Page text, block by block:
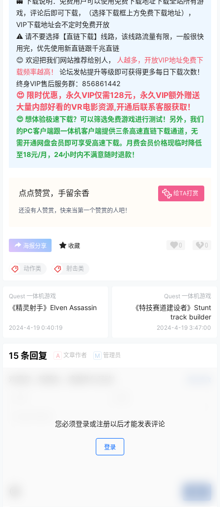
戏，评论后即可下载，（选择下载框上方免费下载地址），
VIP下载地址会不定时免费开放
⚠ 请不要选择【直链下载】线路，该线路流量有限，一般很快
用完，优先使用新直链跟千兆直链
😊 欢迎把我们网站推荐给别人，
人越多，开放VIP地址免费下
载频率越高！ 论坛发帖提升等级即可获得更多每日下载次数！
终身VIP售后服务群：856861442
😍 限时优惠，永久VIP仅需128元，永久VIP额外赠送
大量内部好看的VR电影资源,开通后联系客服获取！
😍 想体验极速下载？可以筛选免费游戏进行测试！另外，我们
的PC客户端跟一体机客户端提供三条高速直链下载通道，无
需开通网盘会员即可享受高速下载。月费会员价格现临时降低
至18元/月，24小时内不满意随时退款！
点点赞赏，手留余香 给TA打赏
还没有人赞赏，快来当第一个赞赏的人吧！
海报分享 收藏 0 0
动作类 射击类
Quest 一体机游戏
《精灵射手》Elven Assassin
2024-4-19 0:40:19
Quest 一体机游戏
《特技赛道建设者》Stunt
track builder
2024-4-19 3:47:00
15 条回复 A 文章作者 M 管理员
您必须登录或注册以后才能发表评论
登录